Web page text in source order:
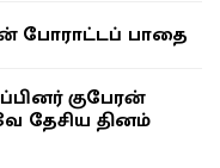
போராட்டப் பாதை
குபேரன்
தேசிய தினம்